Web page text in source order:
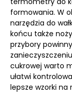
formowania. W
narzędzia do
końcu także
przybory
cukrowej warto
ułatwi
lepsze wzorki na